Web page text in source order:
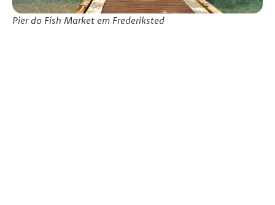
Pier do Fish Market em Frederiksted